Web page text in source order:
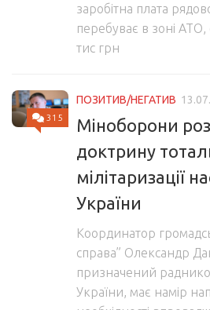
заробітна плата
перебуває в зоні АТО,
тис грн
315
ПОЗИТИВ/НЕГАТИВ
Міноборони
доктрину
мілітаризації
України
Координатор
справа” Олександр
призначений
України, має намір